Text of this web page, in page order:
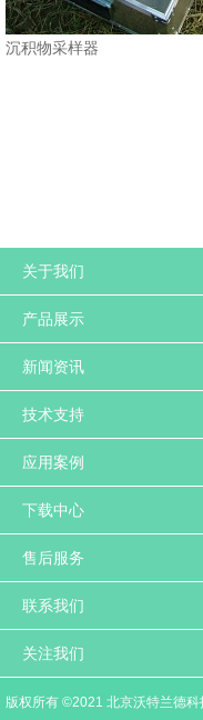
沉积物采样器
关于我们
产品展示
新闻资讯
技术支持
应用案例
下载中心
售后服务
联系我们
关注我们
版权所有 ©2021 北京沃特兰德科